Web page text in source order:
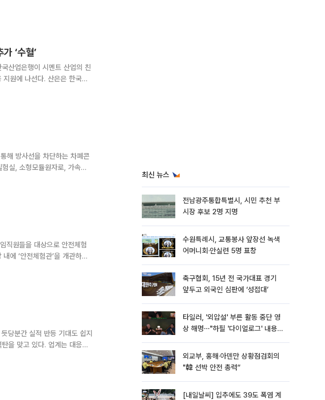
‘수혈’
. 산은은 한국시
해 방사선을 차단하는 차폐콘
.
직원들을 대상으로 안전체험
당분간 실적 반등 기대도 쉽지
최신 뉴스
전남광주통합특별시, 시민 추천 부
시장 후보 2명 지명
수원특례시, 교통봉사 앞장선 녹색
어머니회·안실련 5명 표창
축구협회, 15년 전 국가대표 경기
앞두고 외국인 심판에 ‘성접대’
타일러, '외압설' 부른 활동 중단 영
상 해명⋯"하필 '다이얼로그' 내용이
외교부, 홍해·아덴만 상황점검회의
"韓 선박 안전 총력“
[내일날씨] 입추에도 39도 폭염 계